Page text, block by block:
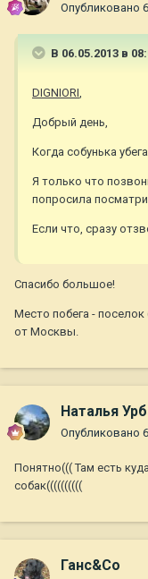
Опубликовано
В 06.05.2013 в
DIGNIORI,
Добрый день,
Когда собунька
Я только что
попросила
Если что, сразу
Спасибо большое!
Место побега -
от Москвы.
Наталья
Опубликовано
Понятно((( Там есть
собак((((((((((
Ганс&Co